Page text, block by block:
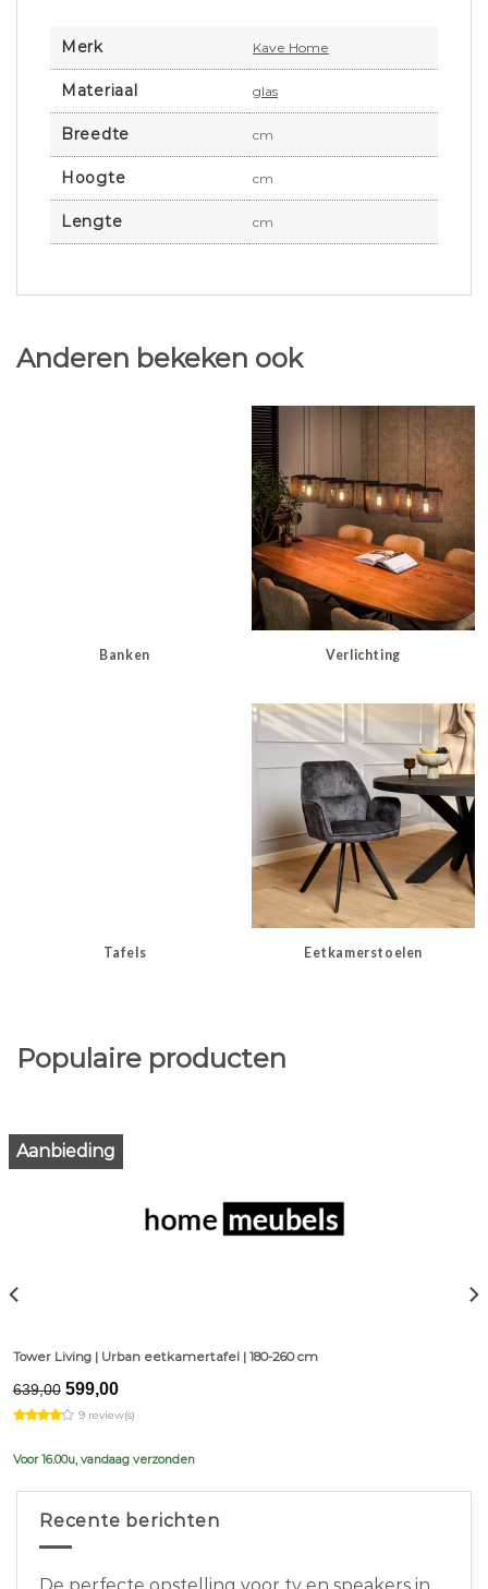
Merk Kave Home
Materiaal glas
Breedte cm
Hoogte cm
Lengte cm
Anderen bekeken ook
Banken Verlichting
Tafels Eetkamerstoelen
Populaire producten
Aanbieding
Tower Living | Urban eetkamertafel | 180-260 cm
639,00 Original
price
was:
599,00Current
is:
9 review(s)
Voor 16.00u, vandaag verzonden
Recente berichten